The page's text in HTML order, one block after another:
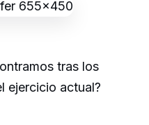
tras los
ejercicio actual?